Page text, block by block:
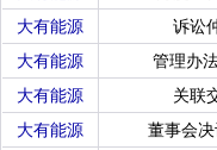
大有能源
诉讼
大有能源
管理办
大有能源
关联
大有能源
董事会